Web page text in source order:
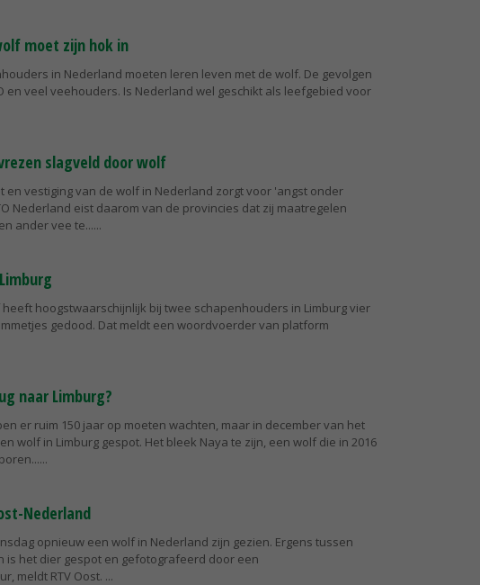
moet zijn hok in
in Nederland moeten leren leven met de wolf. De gevolgen
en veel veehouders. Is Nederland wel geschikt als leefgebied voor
slagveld door wolf
en vestiging van de wolf in Nederland zorgt voor 'angst onder
Nederland eist daarom van de provincies dat zij maatregelen
ander vee te...
heeft hoogstwaarschijnlijk bij twee schapenhouders in Limburg vier
gedood. Dat meldt een woordvoerder van platform
naar Limburg?
er ruim 150 jaar op moeten wachten, maar in december van het
wolf in Limburg gespot. Het bleek Naya te zijn, een wolf die in 2016
Nederland
opnieuw een wolf in Nederland zijn gezien. Ergens tussen
is het dier gespot en gefotografeerd door een
meldt RTV Oost.